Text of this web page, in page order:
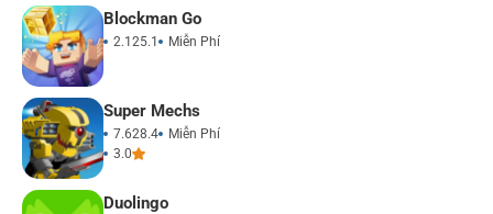
Blockman Go
2.125.1 Miễn Phí
Super Mechs
7.628.4
Miễn Phí
3.0
Duolingo